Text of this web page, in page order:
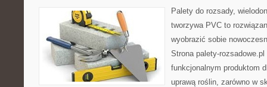
Palety do rozsady,
tworzywa PVC to
wyobrazić sobie
Strona palety-
funkcjonalnym produktom
uprawą roślin, zarówno w